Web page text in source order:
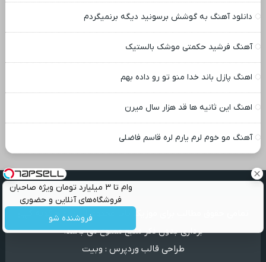
وام تا ۳ میلیارد تومان ویژه صاحبان
فروشگاه‌های آنلاین و حضوری
فروشنده شو
دانلود آهنگ به گوشش برسونید دیگه برنمیگردم
آهنگ فرشید حکمتی موشک بالستیک
اهنگ پازل باند خدا منو تو رو داده بهم
اهنگ این ثانیه ها قد هزار سال میرن
آهنگ مو خوم لرم یارم لره قاسم فاضلی
تمامی حقوق مطالب برای موزیک بابا محفوظ است و هرگونه کپی
برداری بدون ذکر منبع ممنوع می باشد.
طراحی قالب وردپرس : وبیت